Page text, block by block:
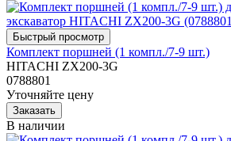
Комплект поршней (1 компл./7-9 шт.)
HITACHI ZX200-3G
0788801
Уточняйте цену
В наличии